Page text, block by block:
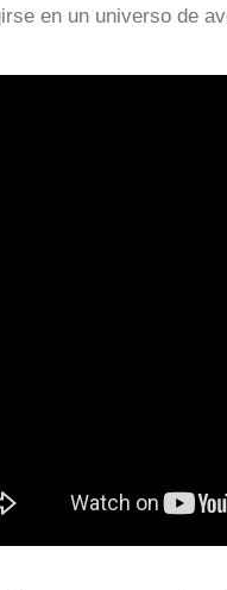
en un universo de